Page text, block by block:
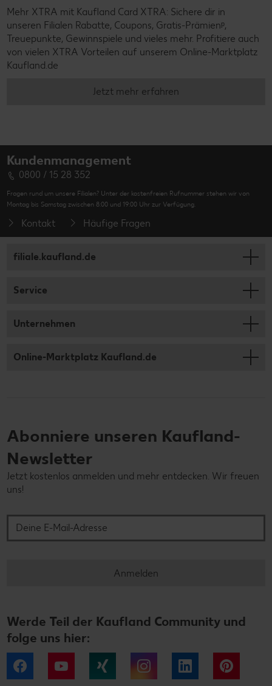
Mehr XTRA mit Kaufland Card XTRA: Sichere dir in
unseren Filialen Rabatte, Coupons, Gratis-Prämienᵖ,
Treuepunkte, Gewinnspiele und vieles mehr. Profitiere auch
von vielen XTRA Vorteilen auf unserem Online-Marktplatz
Kaufland.de
Jetzt mehr erfahren
Kundenmanagement
0800 / 15 28 352
Fragen rund um unsere Filialen? Unter der kostenfreien Rufnummer stehen wir von
Montag bis Samstag zwischen 8:00 und 19:00 Uhr zur Verfügung.
Kontakt Häufige Fragen
filiale.kaufland.de
Service
Unternehmen
Online-Marktplatz Kaufland.de
Abonniere unseren Kaufland-
Newsletter
Jetzt kostenlos anmelden und mehr entdecken. Wir freuen
uns!
Anmelden
Werde Teil der Kaufland Community und
folge uns hier:
Facebook YouTube Instagram LinkedIn